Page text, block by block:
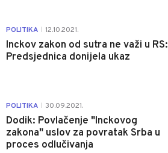
POLITIKA 12.10.2021.
Inckov zakon od sutra ne važi u RS:
Predsjednica donijela ukaz
POLITIKA 30.09.2021.
Dodik: Povlačenje "Inckovog
zakona" uslov za povratak Srba u
proces odlučivanja